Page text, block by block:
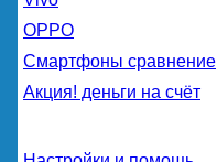
OPPO
Смартфоны сравнение
Акция! деньги на счёт